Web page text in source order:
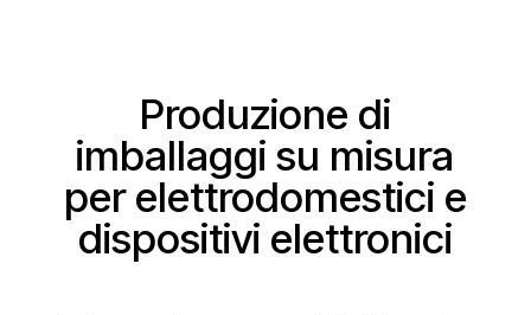
Produzione di
imballaggi su misura
per elettrodomestici e
dispositivi elettronici